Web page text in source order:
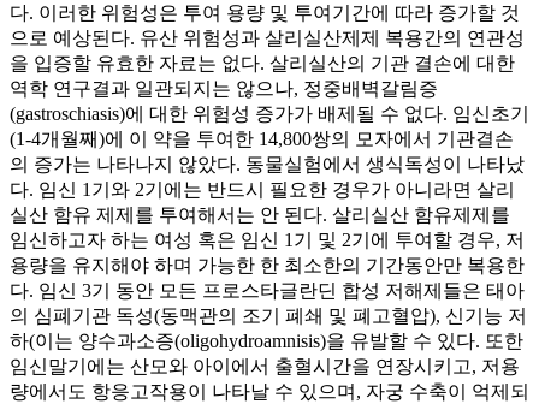
다. 이러한 위험성은 투여 용량 및 투여기간에 따라 증가할 것
으로 예상된다. 유산 위험성과 살리실산제제 복용간의 연관성
을 입증할 유효한 자료는 없다. 살리실산의 기관 결손에 대한
역학 연구결과 일관되지는 않으나, 정중배벽갈림증
(gastroschiasis)에 대한 위험성 증가가 배제될 수 없다. 임신초기
(1-4개월째)에 이 약을 투여한 14,800쌍의 모자에서 기관결손
의 증가는 나타나지 않았다. 동물실험에서 생식독성이 나타났
다. 임신 1기와 2기에는 반드시 필요한 경우가 아니라면 살리
실산 함유 제제를 투여해서는 안 된다. 살리실산 함유제제를
임신하고자 하는 여성 혹은 임신 1기 및 2기에 투여할 경우, 저
용량을 유지해야 하며 가능한 한 최소한의 기간동안만 복용한
다. 임신 3기 동안 모든 프로스타글란딘 합성 저해제들은 태아
의 심폐기관 독성(동맥관의 조기 폐쇄 및 폐고혈압), 신기능 저
하(이는 양수과소증(oligohydroamnisis)을 유발할 수 있다. 또한
임신말기에는 산모와 아이에서 출혈시간을 연장시키고, 저용
량에서도 항응고작용이 나타날 수 있으며, 자궁 수축이 억제되